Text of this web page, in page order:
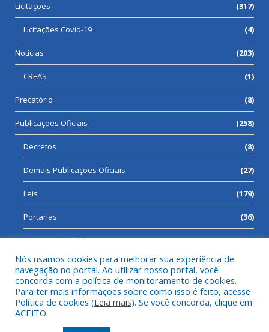
Licitações (317)
Licitações Covid-19 (4)
Notícias (203)
CREAS (1)
Precatório (8)
Publicações Oficiais (258)
Decretos (8)
Demais Publicações Oficiais (27)
Leis (179)
Portarias (36)
Processos Seletivos (7)
Todos os direitos reservados a Prefeitura Municipal de Cumaru
do Norte.
Nós usamos cookies para melhorar sua experiência de
navegação no portal. Ao utilizar nosso portal, você
concorda com a política de monitoramento de cookies.
Para ter mais informações sobre como isso é feito, acesse
Política de cookies (Leia mais). Se você concorda, clique em
ACEITO.